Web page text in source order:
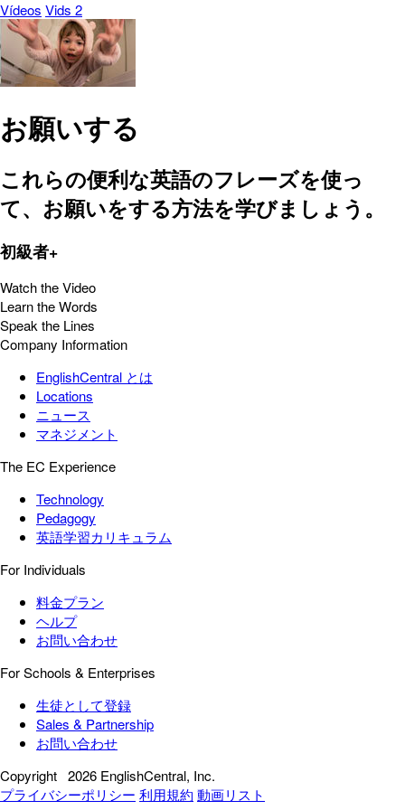
Vídeos Vids 2
お願いする
これらの便利な英語のフレーズを使っ
て、お願いをする方法を学びましょう。
初級者+
Watch the Video
Learn the Words
Speak the Lines
Company Information
EnglishCentral とは
Locations
ニュース
マネジメント
The EC Experience
Technology
Pedagogy
英語学習カリキュラム
For Individuals
料金プラン
ヘルプ
お問い合わせ
For Schools & Enterprises
生徒として登録
Sales & Partnership
お問い合わせ
Copyright 2026 EnglishCentral, Inc.
プライバシーポリシー 利用規約 動画リスト